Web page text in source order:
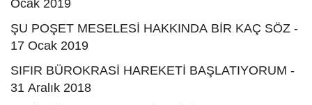
Ocak 2019
ŞU POŞET MESELESİ HAKKINDA BİR KAÇ SÖZ -
17 Ocak 2019
SIFIR BÜROKRASİ HAREKETİ BAŞLATIYORUM -
31 Aralık 2018